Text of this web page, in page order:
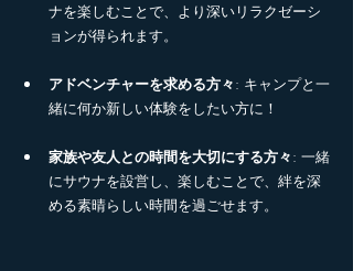
ナを楽しむことで、より深いリラクゼーシ
ョンが得られます。
アドベンチャーを求める方々: キャンプと一
緒に何か新しい体験をしたい方に！
家族や友人との時間を大切にする方々: 一緒
にサウナを設営し、楽しむことで、絆を深
める素晴らしい時間を過ごせます。